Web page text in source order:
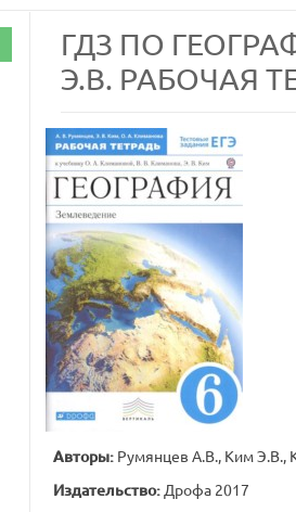
ГДЗ ПО
Э.В. РАБОЧАЯ
Авторы: Румянцев А.В., Ким Э.В.,
Издательство: Дрофа 2017